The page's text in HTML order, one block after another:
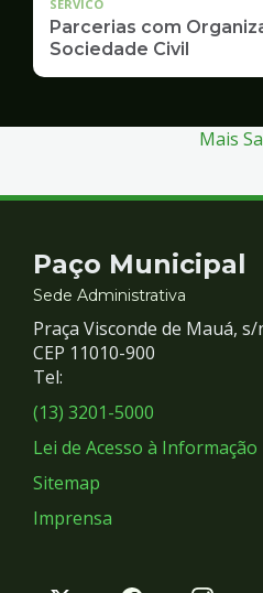
SERVICO
Parcerias com
Sociedade Civil
Mais
Contato
e
Redes
Sociais
Paço Municipal
Sede Administrativa
Praça Visconde de Mauá,
CEP 11010-900
Tel:
(13) 3201-5000
Lei de Acesso à Informação
Sitemap
Imprensa